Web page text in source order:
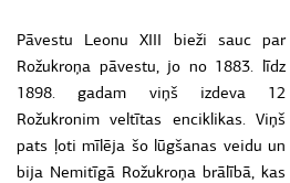
Pāvestu Leonu XIII bieži sauc par
Rožukroņa pāvestu, jo no 1883. līdz
1898. gadam viņš izdeva 12
Rožukronim veltītas enciklikas. Viņš
pats ļoti mīlēja šo lūgšanas veidu un
bija Nemitīgā Rožukroņa brālībā, kas